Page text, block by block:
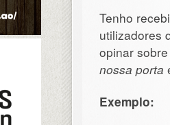
Tenho
utilizadores
opinar
nossa porta
Exemplo: